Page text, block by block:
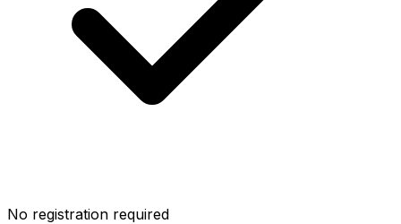
No registration required